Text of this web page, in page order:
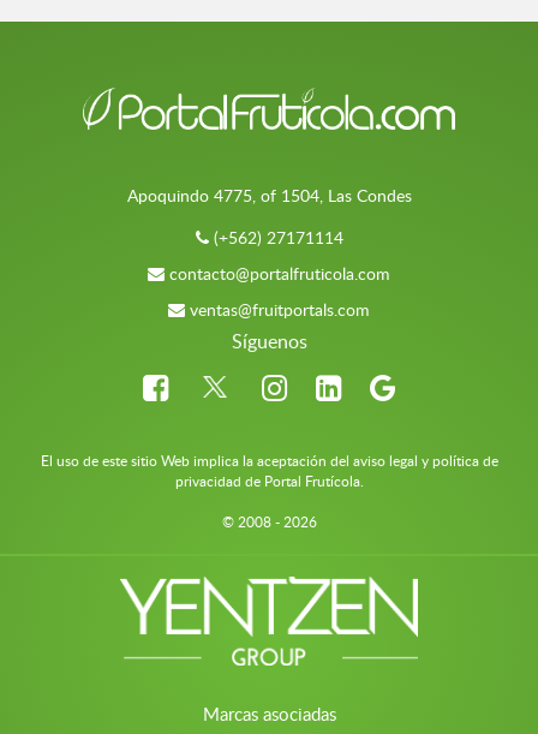
Apoquindo 4775, of 1504, Las Condes
(+562) 27171114
contacto@portalfruticola.com
ventas@fruitportals.com
Síguenos
El uso de este sitio Web implica la aceptación del aviso legal y política de
privacidad de Portal Frutícola.
© 2008 - 2026
Marcas asociadas